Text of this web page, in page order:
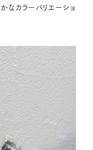
なカラーバリエーショ